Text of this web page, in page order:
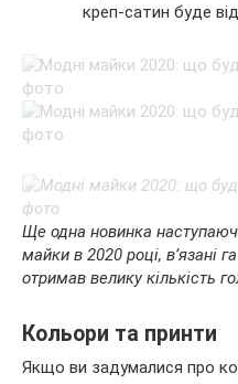
креп-сатин буде
Ще одна новинка
майки в 2020 році, в’язані
отримав велику кількість
Кольори та принти
Якщо ви задумалися про